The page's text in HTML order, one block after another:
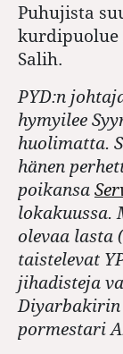
Puhujista
kurdipuolue
Salih.
PYD:n
hymyilee
huolimatta.
hänen
poikansa
lokakuussa.
olevaa lasta
taistelevat
jihadisteja
Diyarbakirin
pormestari